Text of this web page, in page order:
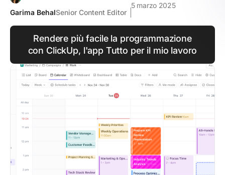
Garima BehalSenior Content Editor
5 marzo 2025
Rendere più facile la programmazione
con ClickUp, l'app Tutto per il mio lavoro